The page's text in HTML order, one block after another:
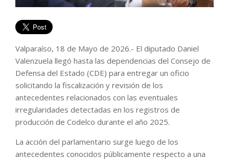
Valparaíso, 18 de Mayo de 2026.- El diputado Daniel
Valenzuela llegó hasta las dependencias del Consejo de
Defensa del Estado (CDE) para entregar un oficio
solicitando la fiscalización y revisión de los
antecedentes relacionados con las eventuales
irregularidades detectadas en los registros de
producción de Codelco durante el año 2025.
La acción del parlamentario surge luego de los
antecedentes conocidos públicamente respecto a una